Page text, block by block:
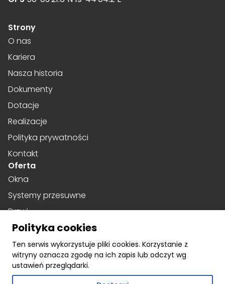
Polityka cookies
Ten serwis wykorzystuje pliki cookies. Korzystanie z
witryny oznacza zgodę na ich zapis lub odczyt wg
ustawień przeglądarki.
Strony
O nas
Kariera
Nasza historia
Dokumenty
Dotacje
Realizacje
Polityka prywatności
Kontakt
Oferta
Okna
Systemy przesuwne
Drzwi
Drzwi harmonijkowe
Social media
Facebook
Instagram